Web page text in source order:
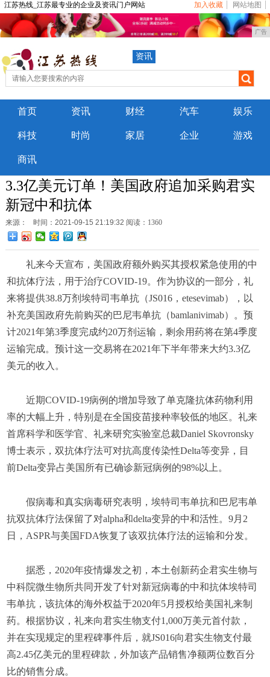
江苏热线_江苏最专业的企业及资讯门户网站 加入收藏 网站地图
广告
资讯
首页 资讯 财经 汽车 娱乐
科技 时尚 家居 企业 游戏
商讯
3.3亿美元订单！美国政府追加采购君实
新冠中和抗体
来源： 时间：2021-09-15 21:19:32 阅读：1360
礼来今天宣布，美国政府额外购买其授权紧急使用的中
和抗体疗法，用于治疗COVID-19。作为协议的一部分，礼
来将提供38.8万剂埃特司韦单抗（JS016，etesevimab），以
补充美国政府先前购买的巴尼韦单抗（bamlanivimab）。预
计2021年第3季度完成约20万剂运输，剩余用药将在第4季度
运输完成。预计这一交易将在2021年下半年带来大约3.3亿
美元的收入。
近期COVID-19病例的增加导致了单克隆抗体药物利用
率的大幅上升，特别是在全国疫苗接种率较低的地区。礼来
首席科学和医学官、礼来研究实验室总裁Daniel Skovronsky
博士表示，双抗体疗法可对抗高度传染性Delta等变异，目
前Delta变异占美国所有已确诊新冠病例的98%以上。
假病毒和真实病毒研究表明，埃特司韦单抗和巴尼韦单
抗双抗体疗法保留了对alpha和delta变异的中和活性。9月2
日，ASPR与美国FDA恢复了该双抗体疗法的运输和分发。
据悉，2020年疫情爆发之初，本土创新药企君实生物与
中科院微生物所共同开发了针对新冠病毒的中和抗体埃特司
韦单抗，该抗体的海外权益于2020年5月授权给美国礼来制
药。根据协议，礼来向君实生物支付1,000万美元首付款，
并在实现规定的里程碑事件后，就JS016向君实生物支付最
高2.45亿美元的里程碑款，外加该产品销售净额两位数百分
比的销售分成。